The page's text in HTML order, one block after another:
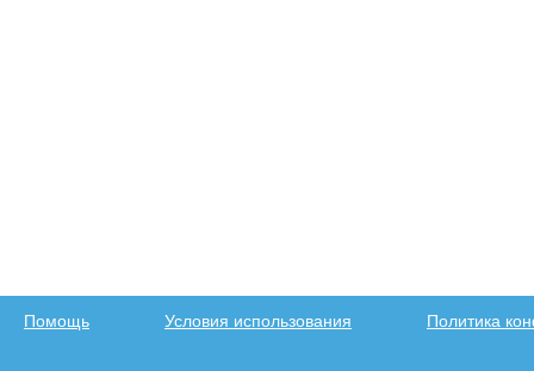
Помощь Условия использования Политика